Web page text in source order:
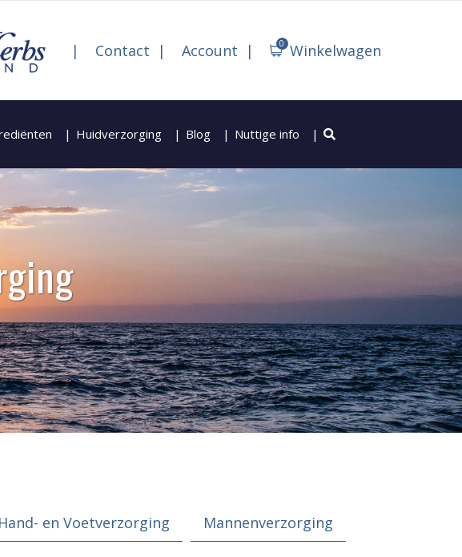
Contact Account Winkelwagen
0
Huidverzorging Blog Nuttige info
Hand- en Voetverzorging Mannenverzorging